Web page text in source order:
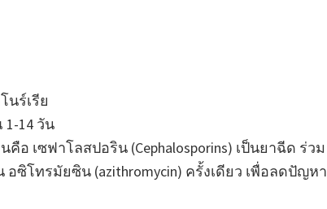
นร์เรีย
14 วัน
เซฟาโลสปอริน (Cephalosporins) เป็นยาฉีด ร่วม
ซิโทรมัยซิน (azithromycin) ครั้งเดียว เพื่อลดปัญหา